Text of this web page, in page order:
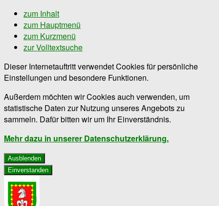
zum Inhalt
zum Hauptmenü
zum Kurzmenü
zur Volltextsuche
Dieser Internetauftritt verwendet Cookies für persönliche
Einstellungen und besondere Funktionen.
Außerdem möchten wir Cookies auch verwenden, um
statistische Daten zur Nutzung unseres Angebots zu
sammeln. Dafür bitten wir um Ihr Einverständnis.
Mehr dazu in unserer Datenschutzerklärung.
Ausblenden
Einverstanden